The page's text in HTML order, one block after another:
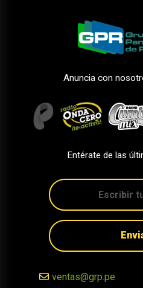
Anuncia con
Entérate de las
ventas@grp.pe